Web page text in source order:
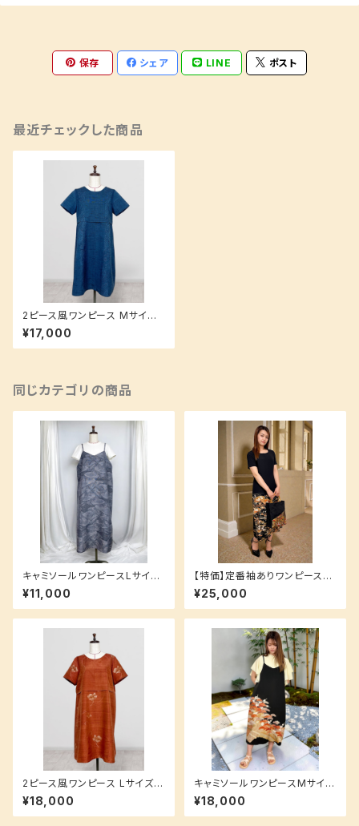
保存 シェア LINE ポスト
最近チェックした商品
2ピース風ワンピース Mサイズ
生地でお手入れ簡単♪ 花柄ラ
イン 唐草 紬
¥17,000
同じカテゴリの商品
キャミソールワンピースLサイズ
【重ね着で簡単ラフコーデ♪】
¥11,000
【特価】定番袖ありワンピースS
サイズ(ロング丈) 裏地付き 洗え
るシルク生地でお手入れ簡単♪
¥25,000
2ピース風ワンピース Lサイズ
洗えるシルク生地でお手入れ簡
単♪ 着物地 和柄 花柄 韓国大
島
¥18,000
キャミソールワンピースMサイズ
(ロング丈) 【重ね着で簡単ラフ
コーデ♪】 洗えるシルク素材 黒
留袖 松柄
¥18,000